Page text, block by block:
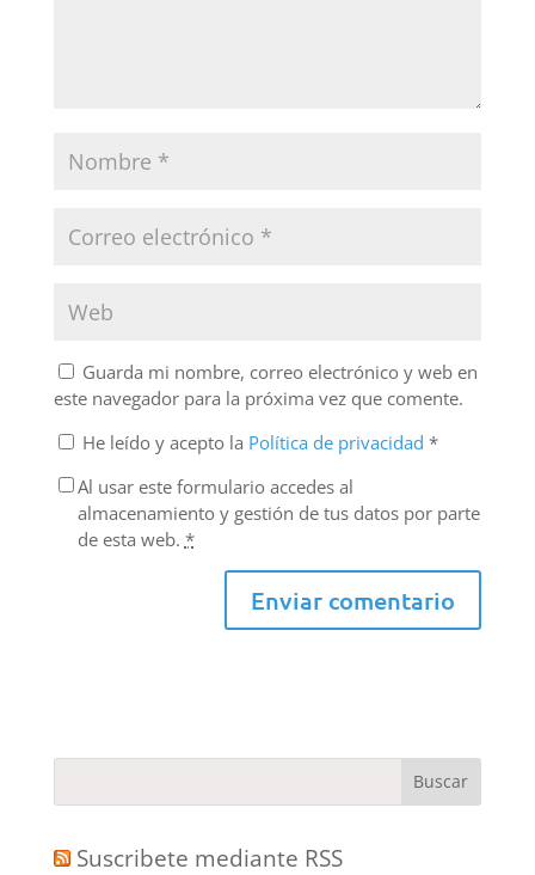
Guarda mi nombre, correo electrónico y web en
este navegador para la próxima vez que comente.
He leído y acepto la Política de privacidad *
Al usar este formulario accedes al
almacenamiento y gestión de tus datos por parte
de esta web. *
Suscribete mediante RSS